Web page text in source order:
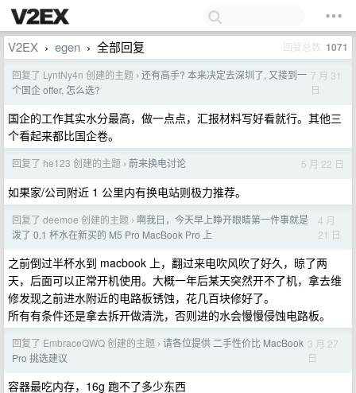
V2EX › egen › 全部回复 回复总数 1071
回复了 LyntNy4n 创建的主题 › 还有高手? 本来决定去深圳了, 又接到一
个国企 offer, 怎么选?
7 月 31
日
国企的工作其实水分最高，做一点点，汇报材料写好看就行。其他三
个看起来都比国企卷。
回复了 he123 创建的主题 › 蔚来换电讨论 5 月 22 日
如果家/公司附近 1 公里内有换电站则极力推荐。
回复了 deemoe 创建的主题 › 啊我日，今天早上睁开眼睛第一件事就是
泼了 0.1 杯水在新买的 M5 Pro MacBook Pro 上
4 月
21 日
之前倒过半杯水到 macbook 上，翻过来电吹风吹了好久，晾了两
天，后面可以正常开机使用。大概一年后某天突然开不了机，拿去维
修发现之前进水附近的电路板锈蚀，花几百块修好了。
所有有条件还是拿去拆开做清洗，否则进的水会慢慢侵蚀电路板。
回复了 EmbraceQWQ 创建的主题 › 请各位提供 二手性价比 MacBook
Pro 挑选建议
3 月 27
日
容器最吃内存，16g 跑不了多少东西